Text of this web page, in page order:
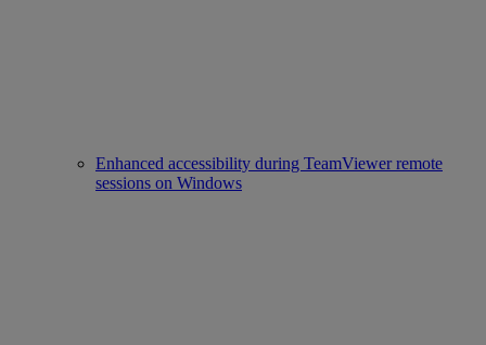
Enhanced accessibility during TeamViewer remote
sessions on Windows